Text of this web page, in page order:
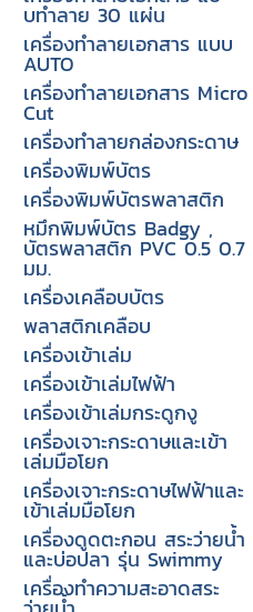
บทําลาย 30 แผ่น
เครื่องทำลายเอกสาร แบบ
AUTO
เครื่องทำลายเอกสาร Micro
Cut
เครื่องทำลายกล่องกระดาษ
เครื่องพิมพ์บัตร
เครื่องพิมพ์บัตรพลาสติก
หมึกพิมพ์บัตร Badgy ,
บัตรพลาสติก PVC 0.5 0.7
มม.
เครื่องเคลือบบัตร
พลาสติกเคลือบ
เครื่องเข้าเล่ม
เครื่องเข้าเล่มไฟฟ้า
เครื่องเข้าเล่มกระดูกงู
เครื่องเจาะกระดาษและเข้า
เล่มมือโยก
เครื่องเจาะกระดาษไฟฟ้าและ
เข้าเล่มมือโยก
เครื่องดูดตะกอน สระว่ายน้ำ
และบ่อปลา รุ่น Swimmy
เครื่องทำความสะอาดสระ